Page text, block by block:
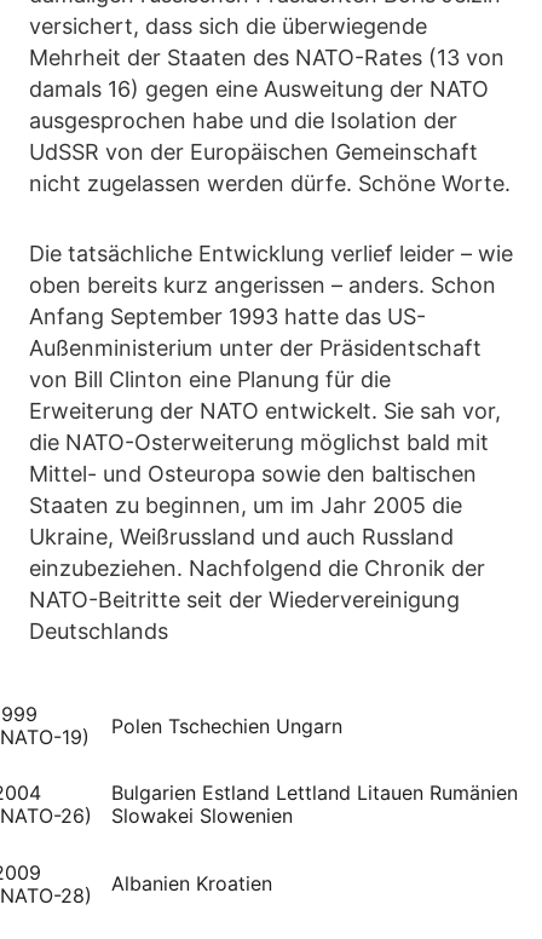
versichert, dass sich die überwiegende
Mehrheit der Staaten des NATO-Rates (13 von
damals 16) gegen eine Ausweitung der NATO
ausgesprochen habe und die Isolation der
UdSSR von der Europäischen Gemeinschaft
nicht zugelassen werden dürfe. Schöne Worte.
Die tatsächliche Entwicklung verlief leider – wie
oben bereits kurz angerissen – anders. Schon
Anfang September 1993 hatte das US-
Außenministerium unter der Präsidentschaft
von Bill Clinton eine Planung für die
Erweiterung der NATO entwickelt. Sie sah vor,
die NATO-Osterweiterung möglichst bald mit
Mittel- und Osteuropa sowie den baltischen
Staaten zu beginnen, um im Jahr 2005 die
Ukraine, Weißrussland und auch Russland
einzubeziehen. Nachfolgend die Chronik der
NATO-Beitritte seit der Wiedervereinigung
Deutschlands
19)
Polen Tschechien Ungarn
26)
Bulgarien Estland Lettland Litauen Rumänien
Slowakei Slowenien
28)
Albanien Kroatien